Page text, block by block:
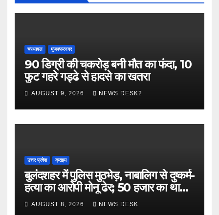
चरथावल मुजफ्फरनगर
90 डिग्री की चकरोड़ बनी मौत का फंदा, 10
फुट गहरे गड्ढे से हादसे का खतरा
AUGUST 9, 2026 NEWS DESK2
उत्तर प्रदेश क्राइम
बुलंदशहर में पुलिस मुठभेड़, नाबालिग से दुष्कर्म-
हत्या का आरोपी मोनू ढेर; 50 हजार का था
इनाम
AUGUST 8, 2026 NEWS DESK